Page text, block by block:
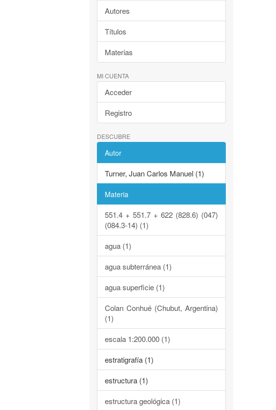
Autores
Títulos
Materias
MI CUENTA
Acceder
Registro
DESCUBRE
Autor
Turner, Juan Carlos Manuel (1)
Materia
551.4 + 551.7 + 622 (828.6) (047)
(084.3-14) (1)
agua (1)
agua subterránea (1)
agua superficie (1)
Colan Conhué (Chubut, Argentina)
(1)
escala 1:200.000 (1)
estratigrafía (1)
estructura (1)
estructura geológica (1)